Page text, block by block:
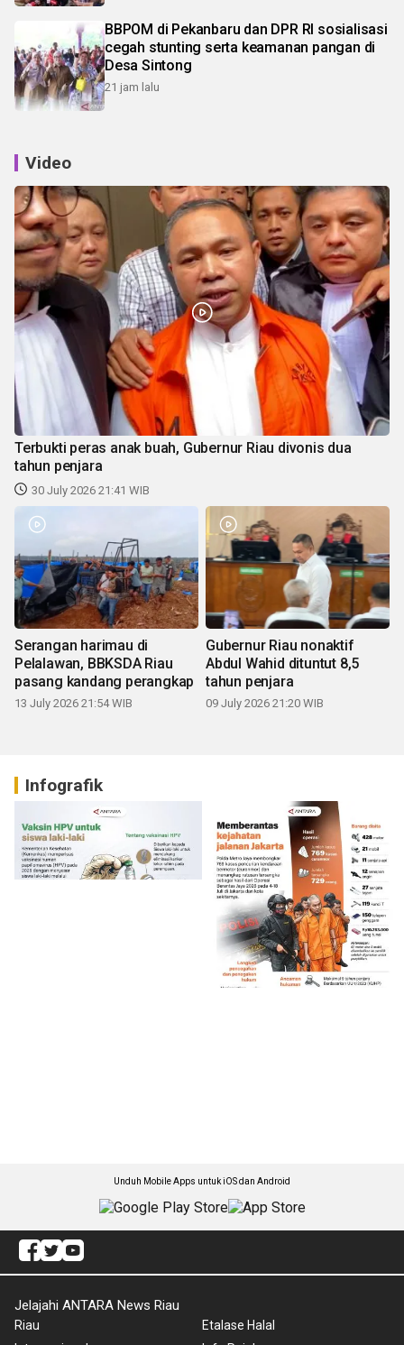
BBPOM di Pekanbaru dan DPR RI sosialisasi
cegah stunting serta keamanan pangan di
Desa Sintong
21 jam lalu
Video
Terbukti peras anak buah, Gubernur Riau divonis dua
tahun penjara
30 July 2026 21:41 WIB
Serangan harimau di
Pelalawan, BBKSDA Riau
pasang kandang perangkap
13 July 2026 21:54 WIB
Gubernur Riau nonaktif
Abdul Wahid dituntut 8,5
tahun penjara
09 July 2026 21:20 WIB
Infografik
Unduh Mobile Apps untuk iOS dan Android
Jelajahi ANTARA News Riau
Riau
Etalase Halal